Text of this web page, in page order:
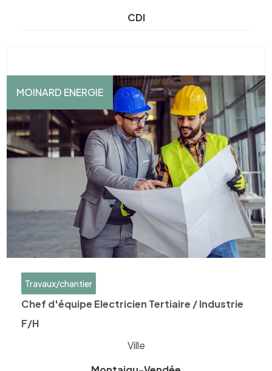
CDI
MOINARD ENERGIE
Travaux/chantier
Chef d'équipe Electricien Tertiaire / Industrie
F/H
Ville